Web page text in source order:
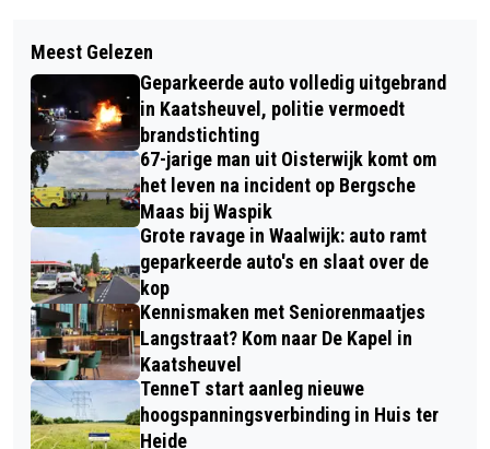
BERG HOOI GAAT IN VLAMMEN OP IN
SPRANG-CAPELLE
DORPSONTBIJT IN LOON OP ZAND
BRENGT 150 INWONERS SAMEN NA
NACHT VOL NOODWEER
Meest Gelezen
Geparkeerde auto volledig uitgebrand
in Kaatsheuvel, politie vermoedt
brandstichting
67-jarige man uit Oisterwijk komt om
het leven na incident op Bergsche
Maas bij Waspik
Grote ravage in Waalwijk: auto ramt
geparkeerde auto's en slaat over de
kop
Kennismaken met Seniorenmaatjes
Langstraat? Kom naar De Kapel in
Kaatsheuvel
TenneT start aanleg nieuwe
hoogspanningsverbinding in Huis ter
Heide